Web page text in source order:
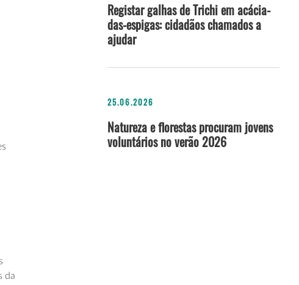
da
Registar galhas de Trichi em acácia-
das-espigas: cidadãos chamados a
ajudar
25.06.2026
Natureza e florestas procuram jovens
voluntários no verão 2026